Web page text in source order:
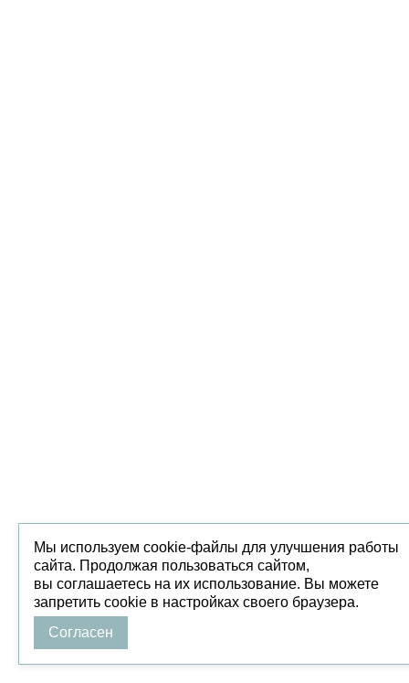
Мы используем cookie-файлы для улучшения работы
сайта. Продолжая пользоваться сайтом,
вы соглашаетесь на их использование. Вы можете
запретить cookie в настройках своего браузера.
Согласен